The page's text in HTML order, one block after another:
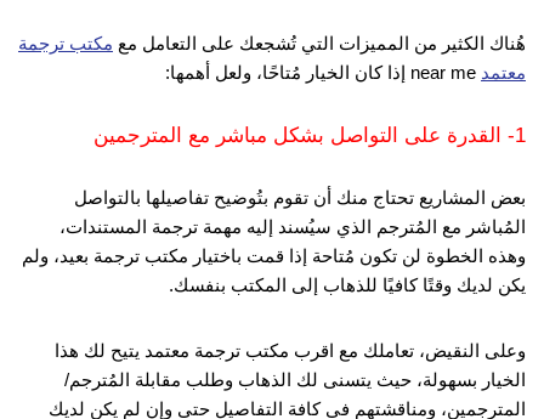
هُناك الكثير من المميزات التي تُشجعك على التعامل مع مكتب ترجمة
معتمد
1- القدرة على التواصل بشكل مباشر مع المترجمين
بعض المشاريع تحتاج منك أن تقوم بتُوضيح تفاصيلها بالتواصل
المُباشر مع المُترجم الذي سيُسند إليه مهمة ترجمة المستندات،
وهذه الخطوة لن تكون مُتاحة إذا قمت باختيار مكتب ترجمة بعيد، ولم
يكن لديك وقتًا كافيًا للذهاب إلى المكتب بنفسك.
وعلى النقيض، تعاملك مع اقرب مكتب ترجمة معتمد يتيح لك هذا
الخيار بسهولة، حيث يتسنى لك الذهاب وطلب مقابلة المُترجم/
المترجمين، ومناقشتهم فى كافة التفاصيل حتى وإن لم يكن لديك